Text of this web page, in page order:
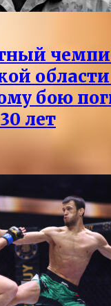
бою
лет